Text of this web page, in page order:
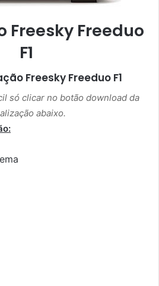
i
Freesky Freeduo
F1
Freesky Freeduo F1
só clicar no botão download da
abaixo.